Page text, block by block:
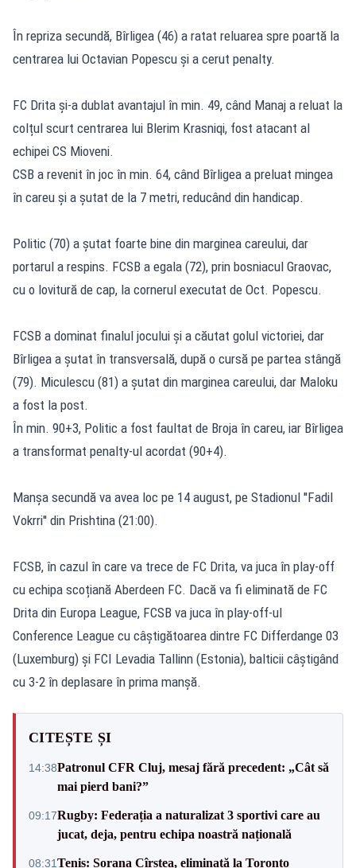
În repriza secundă, Bîrligea (46) a ratat reluarea spre poartă la
centrarea lui Octavian Popescu și a cerut penalty.
FC Drita și-a dublat avantajul în min. 49, când Manaj a reluat la
colțul scurt centrarea lui Blerim Krasniqi, fost atacant al
echipei CS Mioveni.
CSB a revenit în joc în min. 64, când Bîrligea a preluat mingea
în careu și a șutat de la 7 metri, reducând din handicap.
Politic (70) a șutat foarte bine din marginea careului, dar
portarul a respins. FCSB a egala (72), prin bosniacul Graovac,
cu o lovitură de cap, la cornerul executat de Oct. Popescu.
FCSB a dominat finalul jocului și a căutat golul victoriei, dar
Bîrligea a șutat în transversală, după o cursă pe partea stângă
(79). Miculescu (81) a șutat din marginea careului, dar Maloku
a fost la post.
În min. 90+3, Politic a fost faultat de Broja în careu, iar Bîrligea
a transformat penalty-ul acordat (90+4).
Manșa secundă va avea loc pe 14 august, pe Stadionul ''Fadil
Vokrri'' din Prishtina (21:00).
FCSB, în cazul în care va trece de FC Drita, va juca în play-off
cu echipa scoțiană Aberdeen FC. Dacă va fi eliminată de FC
Drita din Europa League, FCSB va juca în play-off-ul
Conference League cu câștigătoarea dintre FC Differdange 03
(Luxemburg) și FCI Levadia Tallinn (Estonia), balticii câștigând
cu 3-2 în deplasare în prima manșă.
CITEȘTE ȘI
14:38Patronul CFR Cluj, mesaj fără precedent: „Cât să
mai pierd bani?”
09:17Rugby: Federația a naturalizat 3 sportivi care au
jucat, deja, pentru echipa noastră națională
08:31Tenis: Sorana Cîrstea, eliminată la Toronto